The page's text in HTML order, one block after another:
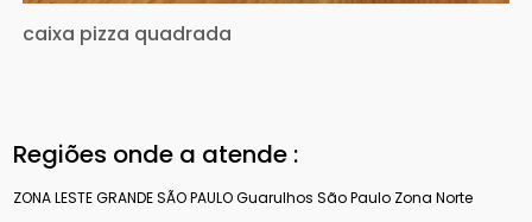
caixa pizza quadrada
Regiões onde a atende :
ZONA LESTEGRANDE SÃO PAULOGuarulhos São Paulo Zona Norte